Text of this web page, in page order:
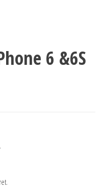
6 &6S